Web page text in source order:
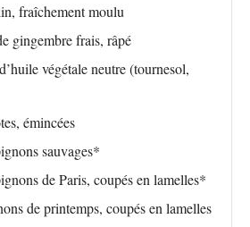
fraîchement moulu
gingembre frais, râpé
végétale neutre (tournesol,
émincées
sauvages*
de Paris, coupés en lamelles*
de printemps, coupés en lamelles